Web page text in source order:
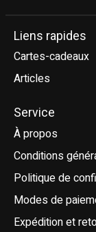
Liens rapides
Cartes-cadeaux
Articles
Service
À propos
Conditions
Politique de
Modes de
Expédition et